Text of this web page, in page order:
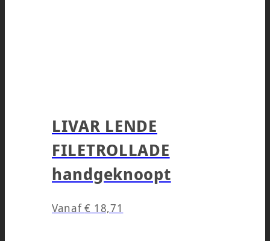
LIVAR LENDE
FILETROLLADE
handgeknoopt
Vanaf€ 18,71